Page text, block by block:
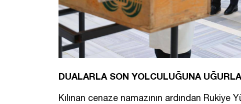
DUALARLA SON YOLCULUĞUNA
Kılınan cenaze namazının ardından